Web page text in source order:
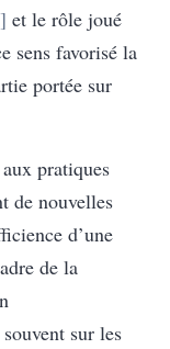
et le rôle joué
sens favorisé la
portée sur
pratiques
de nouvelles
d’une
de la
sur les